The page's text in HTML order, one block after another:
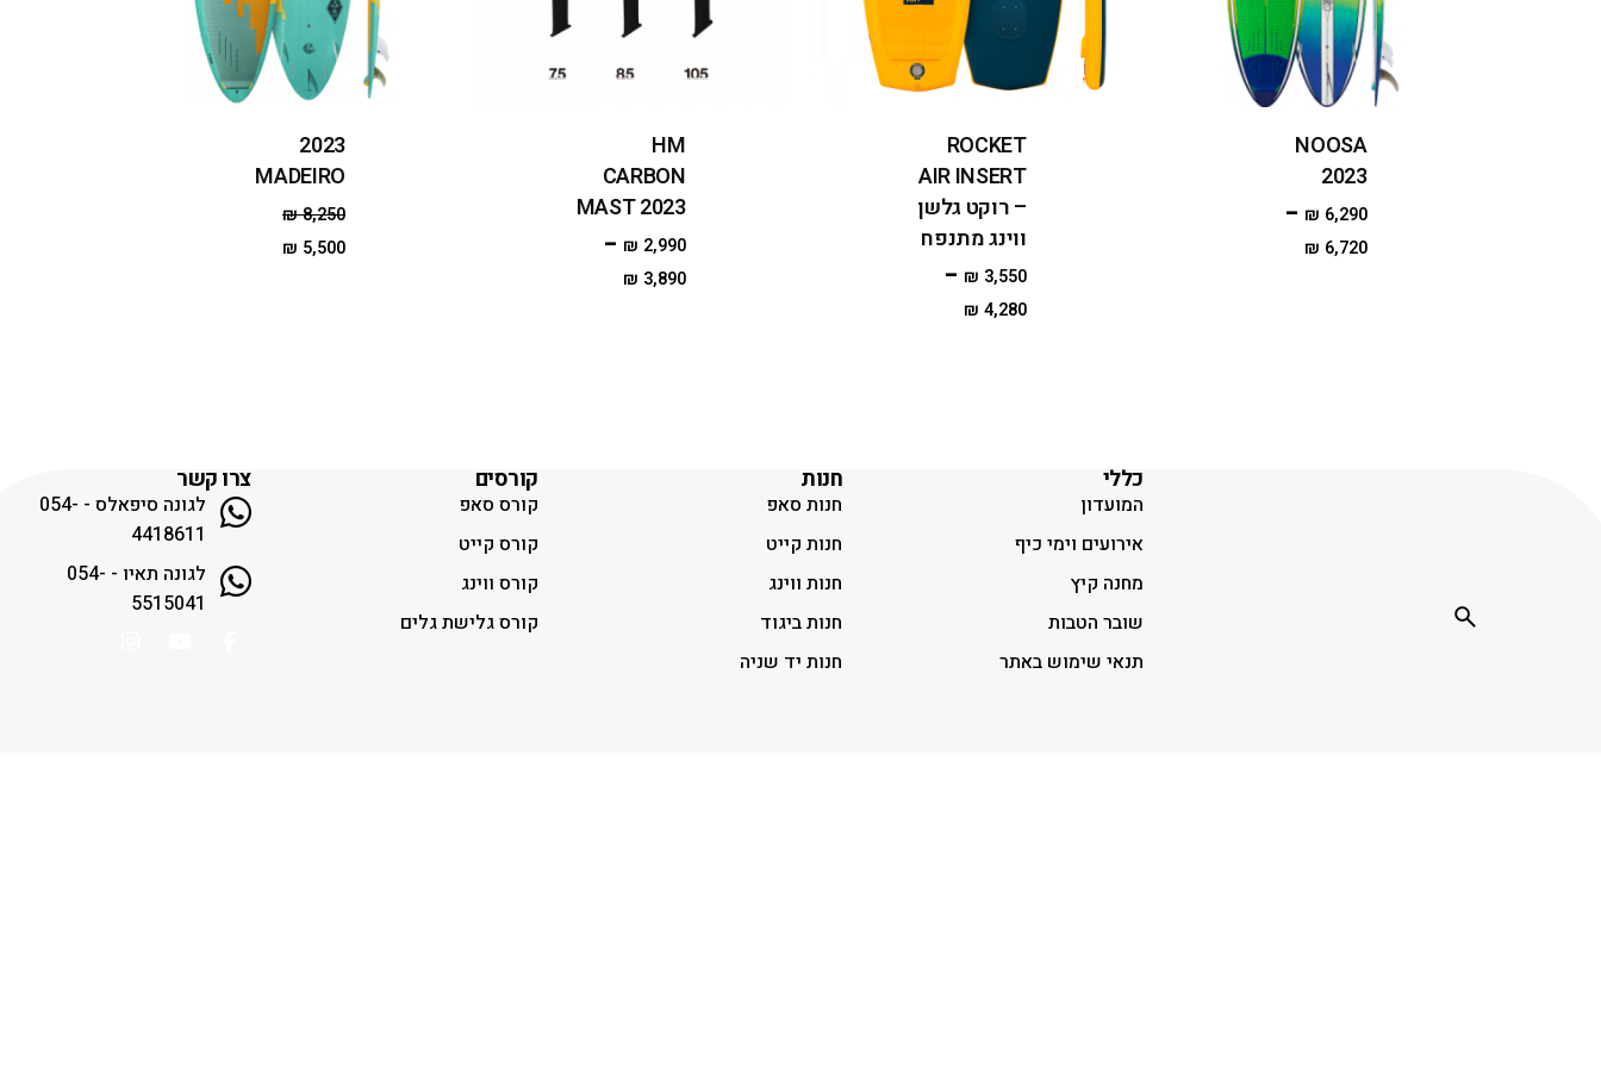
NOOSA
2023
₪ 6,290
–
₪ 6,720
ROCKET
AIR INSERT
– רוקט גלשן
ווינג מתנפח
₪ 3,550
–
₪ 4,280
HM
CARBON
MAST 2023
₪ 2,990
–
₪ 3,890
2023
MADEIRO
₪8,250
₪ 5,500
צרו קשר
לגונה סיפאלס - 054-
4418611
לגונה תאיו - 054-
5515041
קורסים
קורס סאפ
קורס קייט
קורס ווינג
קורס גלישת גלים
חנות
חנות סאפ
חנות קייט
חנות ווינג
חנות ביגוד
חנות יד שניה
כללי
המועדון
אירועים וימי כיף
מחנה קיץ
שובר הטבות
תנאי שימוש באתר